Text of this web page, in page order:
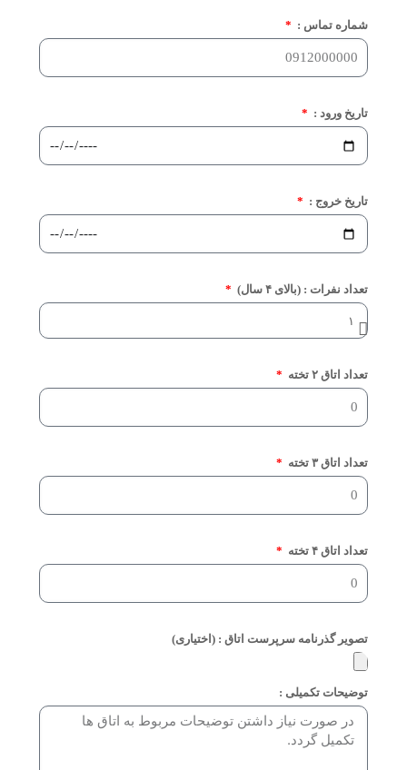
شماره تماس :
تاریخ ورود :
تاریخ خروج :
تعداد نفرات : (بالای ۴ سال)
تعداد اتاق ۲ تخته
تعداد اتاق ۳ تخته
تعداد اتاق ۴ تخته
تصویر گذرنامه سرپرست اتاق : (اختیاری)
توضیحات تکمیلی :